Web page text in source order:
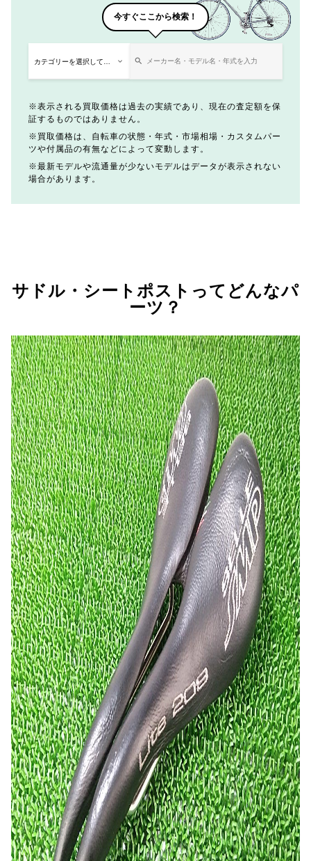
今すぐここから検索！
表示される買取価格は過去の実績であり、現在の査定額を保
証するものではありません。
買取価格は、自転車の状態・年式・市場相場・カスタムパー
ツや付属品の有無などによって変動します。
最新モデルや流通量が少ないモデルはデータが表示されない
場合があります。
サドル・シートポストってどんなパ
ーツ？